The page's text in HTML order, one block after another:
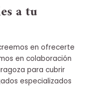
a tu
en ofrecerte
en colaboración
para cubrir
especializados